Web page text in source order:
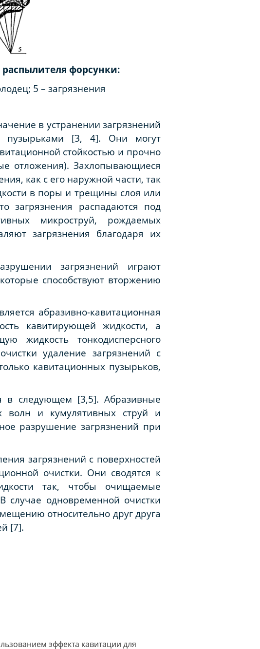
форсунки:
5 – загрязнения
в устранении загрязнений
пузырьками [3, 4]. Они могут
стойкостью и прочно
отложения). Захлопывающиеся
как с его наружной части, так
в поры и трещины слоя или
загрязнения распадаются под
микроструй, рождаемых
загрязнения благодаря их
загрязнений играют
способствуют вторжению
абразивно-кавитационная
кавитирующей жидкости, а
жидкость тонкодисперсного
удаление загрязнений с
кавитационных пузырьков,
следующем [3,5]. Абразивные
волн и кумулятивных струй и
разрушение загрязнений при
загрязнений с поверхностей
очистки. Они сводятся к
так, чтобы очищаемые
случае одновременной очистки
относительно друг друга
[7].
эффекта кавитации для